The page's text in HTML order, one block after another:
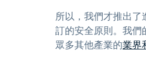
所以，我們才推出
訂的安全原則。我們
眾多其他產業的業界